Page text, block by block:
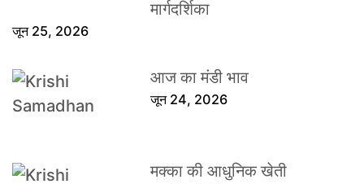
मार्गदर्शिका
जून 25, 2026
आज का मंडी भाव
जून 24, 2026
मक्का की आधुनिक खेती